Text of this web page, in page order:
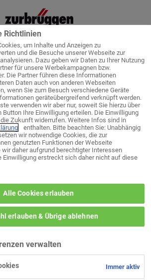
Küchenplanung
ihr bevorzugtes Wohn-
Zentrum?
zur Themen-Auswahl
Zentrum Unna
Zentrum Delmenhorst
Zentrum Bielefeld
Oelde
Herne
Richtlinien
um Inhalte und Anzeigen zu
und die Besuche unserer Webseite zur
Dazu geben wir Daten zu Ihrer Nutzung
für unsere Werbekampagnen bzw.
Die Partner führen diese Informationen
Daten auch von anderen Webseiten
wenn Sie zum Besuch verschiedene Geräte
geräteübergreifend verknüpft werden.
verwenden wir aber nur, soweit Sie hierzu über
Ihre Einwilligung erteilen. Die Einwilligung
Zukunft widerrufen. Weitere Infos sind in
enthalten. Bitte beachten Sie: Unabhängig
wir notwendige Cookies, die zur
genutzten Funktionen der Webseite
daher aufgrund berechtigter Interessen
Einwilligung erstreckt sich daher nicht auf diese
Alle Cookies erlauben
erlauben & Übrige ablehnen
verwalten
Immer aktiv